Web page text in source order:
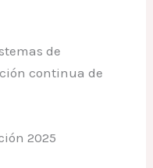
de
continua de
2025